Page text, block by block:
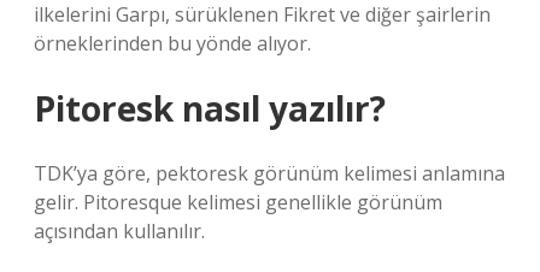
ilkelerini Garpı, sürüklenen Fikret ve diğer şairlerin
örneklerinden bu yönde alıyor.
Pitoresk nasıl yazılır?
TDK’ya göre, pektoresk görünüm kelimesi anlamına
gelir. Pitoresque kelimesi genellikle görünüm
açısından kullanılır.